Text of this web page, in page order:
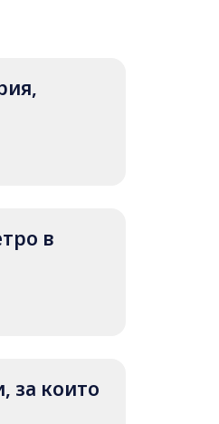
в
за които